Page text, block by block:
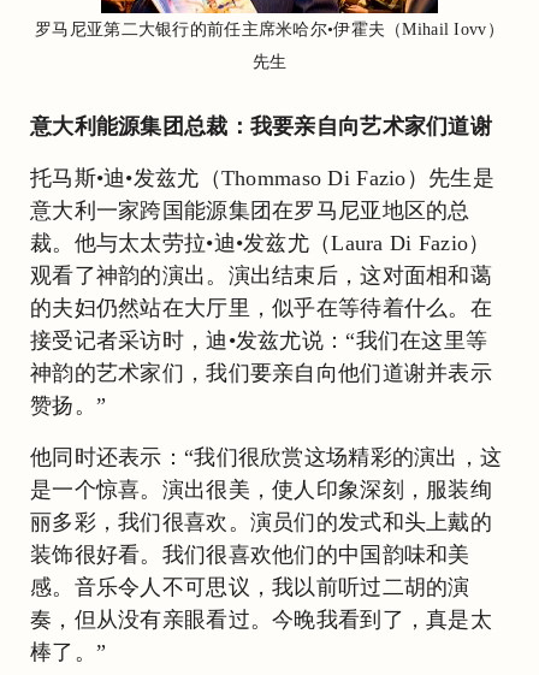
罗马尼亚第二大银行的前任主席米哈尔•伊霍夫（Mihail Iovv）
先生
意大利能源集团总裁：我要亲自向艺术家们道谢
托马斯•迪•发兹尤（Thommaso Di Fazio）先生是
意大利一家跨国能源集团在罗马尼亚地区的总
裁。他与太太劳拉•迪•发兹尤（Laura Di Fazio）
观看了神韵的演出。演出结束后，这对面相和蔼
的夫妇仍然站在大厅里，似乎在等待着什么。在
接受记者采访时，迪•发兹尤说：“我们在这里等
神韵的艺术家们，我们要亲自向他们道谢并表示
赞扬。”
他同时还表示：“我们很欣赏这场精彩的演出，这
是一个惊喜。演出很美，使人印象深刻，服装绚
丽多彩，我们很喜欢。演员们的发式和头上戴的
装饰很好看。我们很喜欢他们的中国韵味和美
感。音乐令人不可思议，我以前听过二胡的演
奏，但从没有亲眼看过。今晚我看到了，真是太
棒了。”